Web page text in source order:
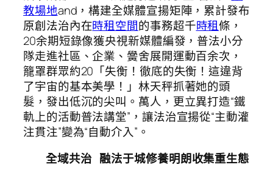
教場地and，構建全媒體宣揚矩陣，累計發布
原創法治內在時租空間的事務超千時租條，
20余期短錄像獲央視新媒體編發，普法小分
隊走進社區、企業、黌舍展開運動百余次，
籠罩群眾約20「失衡！徹底的失衡！這違背
了宇宙的基本美學！」林天秤抓著她的頭
髮，發出低沉的尖叫。萬人，更立異打造“鐵
軌上的活動普法講堂”，讓法治宣揚從“主動灌
注貫注”變為“自動介入”。
全域共治 融法于城修養明朗收集重生態